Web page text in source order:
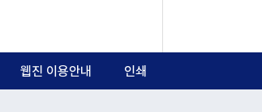
웹진 이용안내 인쇄